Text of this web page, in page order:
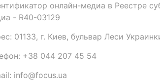
онлайн-медиа в Реестре
- R40-03129
01133, г. Киев, бульвар Леси
+38 044 207 45 54
info@focus.ua